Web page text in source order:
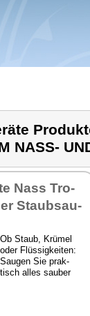
NASS-
Nass Tro­
Staub­sau­
Ob Staub, Krü­mel
oder Flüs­sig­kei­ten:
Sau­gen Sie prak­
tisch al­les sau­ber